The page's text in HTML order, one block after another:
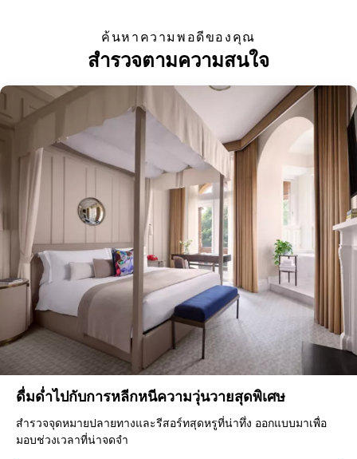
ค้นหาความพอดีของคุณ
สำรวจตามความสนใจ
ดื่มด่ำไปกับการหลีกหนีความวุ่นวายสุดพิเศษ
สำรวจจุดหมายปลายทางและรีสอร์ทสุดหรูที่น่าทึ่ง ออกแบบมาเพื่อ
มอบช่วงเวลาที่น่าจดจำ